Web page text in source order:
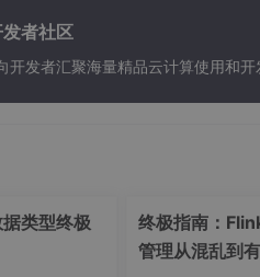
者社区
开发者汇聚海量精品云计算使用和
类型终极
终极指南：
管理从混乱到